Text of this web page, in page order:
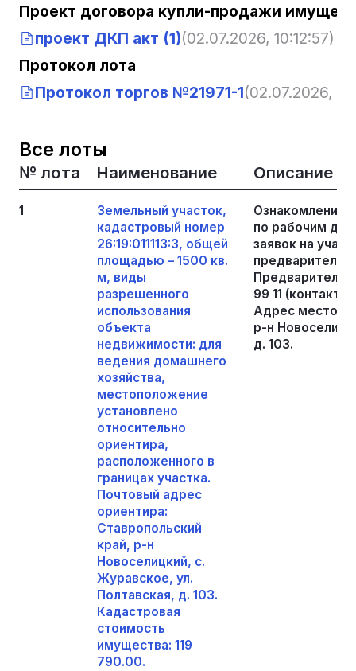
Проект договора купли-продажи
проект ДКП акт (1)(02.07.2026, 10:12:57)
Протокол лота
Протокол торгов №21971-1(02.07.2026,
Все лоты
№ лота Наименование Описание
1
Земельный участок,
кадастровый номер
26:19:011113:3, общей
площадью – 1500 кв.
м, виды
разрешенного
использования
объекта
недвижимости: для
ведения домашнего
хозяйства,
местоположение
установлено
относительно
ориентира,
расположенного в
границах участка.
Почтовый адрес
ориентира:
Ставропольский
край, р-н
Новоселицкий, с.
Журавское, ул.
Полтавская, д. 103.
Кадастровая
стоимость
имущества: 119
790.00.
Ознакомление
по рабочим
заявок на
99 11 (контакт
Адрес
р-н
д. 103.